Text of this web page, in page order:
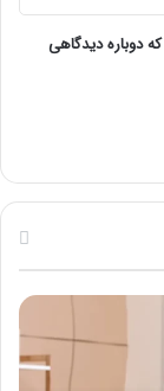
دوباره دیدگاهی
صورت